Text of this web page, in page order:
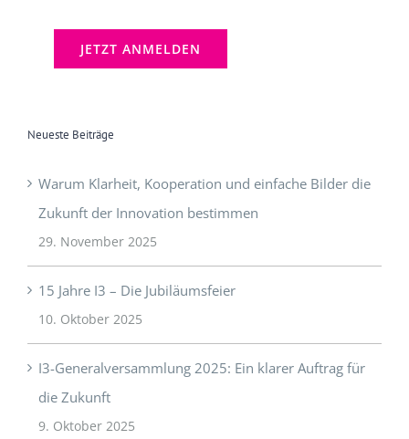
Neueste Beiträge
Warum Klarheit, Kooperation und einfache Bilder die
Zukunft der Innovation bestimmen
29. November 2025
15 Jahre I3 – Die Jubiläumsfeier
10. Oktober 2025
I3-Generalversammlung 2025: Ein klarer Auftrag für
die Zukunft
9. Oktober 2025